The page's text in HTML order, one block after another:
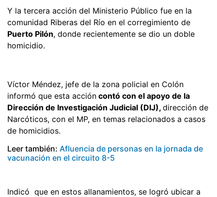
Y la tercera acción del Ministerio Público fue en la
comunidad Riberas del Río en el corregimiento de
Puerto Pilón, donde recientemente se dio un doble
homicidio.
Víctor Méndez, jefe de la zona policial en Colón
informó que esta acción contó con el apoyo de la
Dirección de Investigación Judicial (DIJ), dirección de
Narcóticos, con el MP, en temas relacionados a casos
de homicidios.
Leer también: Afluencia de personas en la jornada de
vacunación en el circuito 8-5
Indicó que en estos allanamientos, se logró ubicar a